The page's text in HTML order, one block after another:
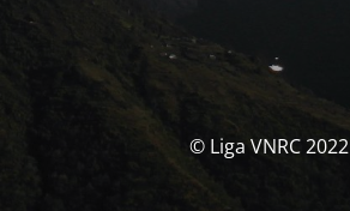
© Liga VNRC 2022